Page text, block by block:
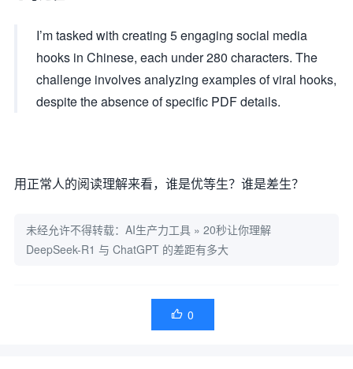
I’m tasked with creating 5 engaging social media
hooks in Chinese, each under 280 characters. The
challenge involves analyzing examples of viral hooks,
despite the absence of specific PDF details.
用正常人的阅读理解来看，谁是优等生？谁是差生？
未经允许不得转载： AI生产力工具 » 20秒让你理解
DeepSeek-R1 与 ChatGPT 的差距有多大
 0